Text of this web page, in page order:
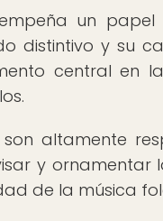
un
distintivo y su
central en
altamente
y ornamentar
de la música